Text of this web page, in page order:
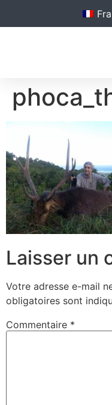
Laisser un
Votre adresse e-mail
obligatoires sont
Commentaire *